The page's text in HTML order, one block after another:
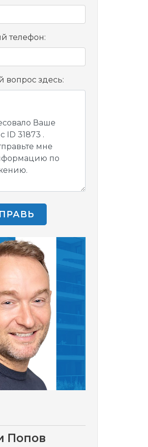
телефон:
вопрос здесь:
Попов